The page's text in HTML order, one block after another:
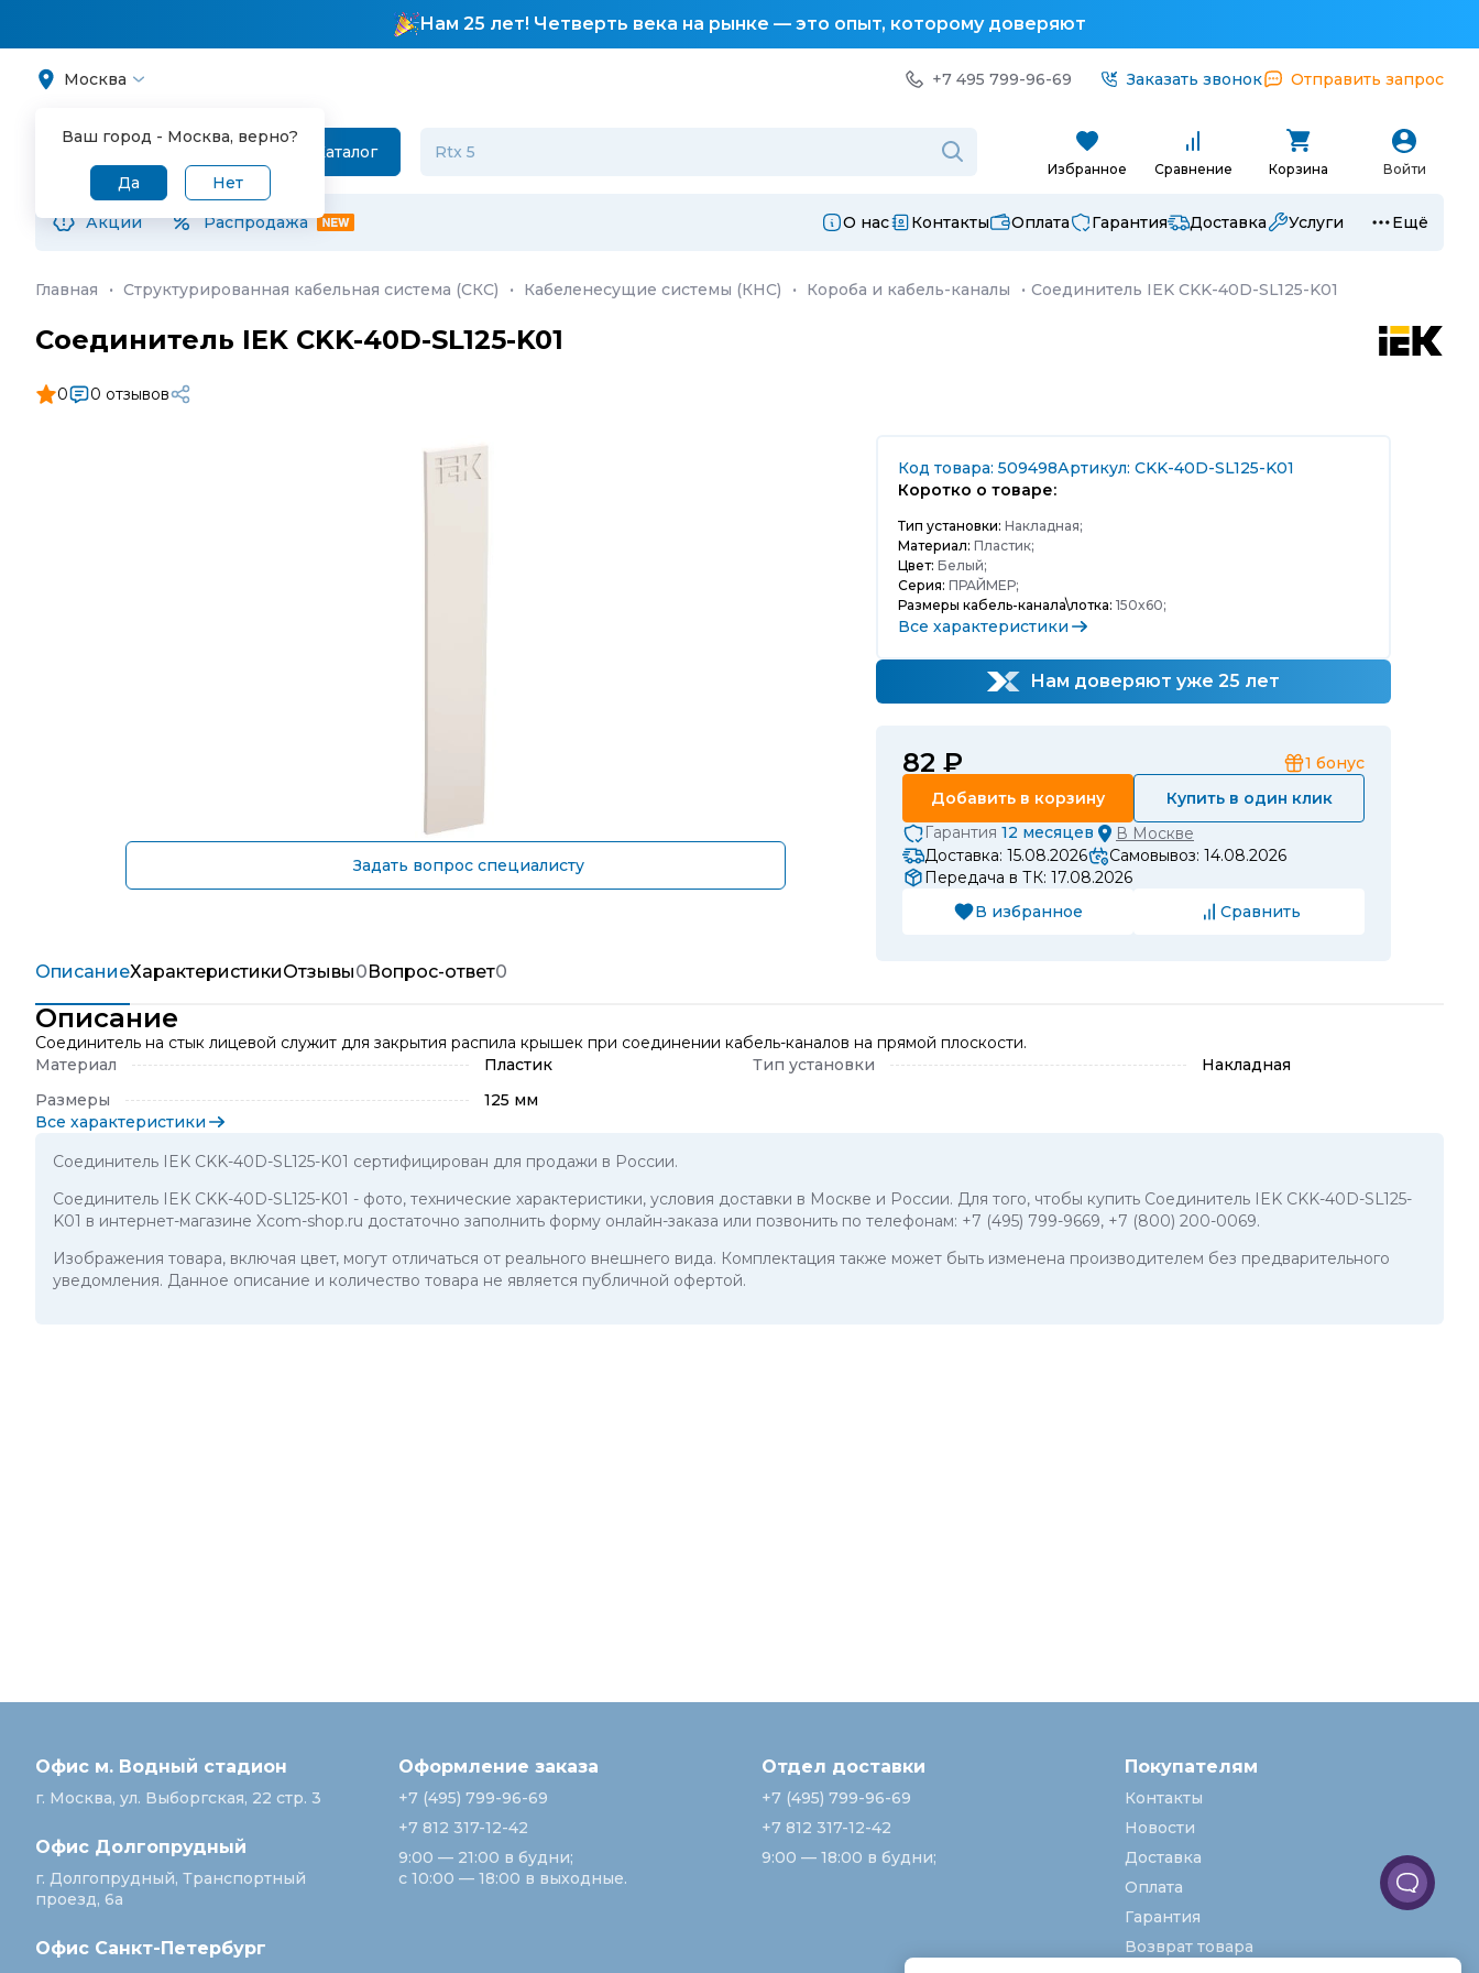
Нам 25 лет! Четверть века на рынке — это опыт, которому доверяют
Москва
Ваш город - Москва, верно?
Да Нет
+7 495 799-96-69 Заказать звонок Отправить запрос
Каталог
Избранное Сравнение Корзина Войти
Акции Распродажа О нас Контакты Оплата Гарантия Доставка Услуги Ещё
Главная · Структурированная кабельная система (СКС) · Кабеленесущие системы (КНС) · Короба и кабель-каналы · Соединитель IEK CKK-40D-SL125-K01
Соединитель IEK CKK-40D-SL125-K01
0 0 отзывов
Задать вопрос специалисту
Код товара: 509498Артикул: CKK-40D-SL125-K01
Коротко о товаре:
Тип установки: Накладная;
Материал: Пластик;
Цвет: Белый;
Серия: ПРАЙМЕР;
Размеры кабель-канала\лотка: 150x60;
Все характеристики
Нам доверяют уже 25 лет
82 ₽ 1 бонус
Добавить в корзину
Купить в один клик
Гарантия 12 месяцев В Москве
Доставка: 15.08.2026
Самовывоз: 14.08.2026
Передача в ТК: 17.08.2026
В избранное
Сравнить
ОписаниеХарактеристикиОтзывы0Вопрос-ответ0
Описание
Соединитель на стык лицевой служит для закрытия распила крышек при соединении кабель-каналов на прямой плоскости.
Материал
Пластик Тип установки
Накладная
Размеры
125 мм
Все характеристики
Соединитель IEK CKK-40D-SL125-K01 сертифицирован для продажи в России.
Соединитель IEK CKK-40D-SL125-K01 - фото, технические характеристики, условия доставки в Москве и России. Для того, чтобы купить Соединитель IEK CKK-40D-SL125-
K01 в интернет-магазине Xcom-shop.ru достаточно заполнить форму онлайн-заказа или позвонить по телефонам: +7 (495) 799-9669, +7 (800) 200-0069.
Изображения товара, включая цвет, могут отличаться от реального внешнего вида. Комплектация также может быть изменена производителем без предварительного
уведомления. Данное описание и количество товара не является публичной офертой.
Офис м. Водный стадион
г. Москва, ул. Выборгская, 22 стр. 3
Офис Долгопрудный
г. Долгопрудный, Транспортный
проезд, 6а
Офис Санкт‑Петербург
Оформление заказа
+7 (495) 799-96-69
+7 812 317-12-42
9:00 — 21:00 в будни;
с 10:00 — 18:00 в выходные.
Отдел доставки
+7 (495) 799-96-69
+7 812 317-12-42
9:00 — 18:00 в будни;
Покупателям
Контакты
Новости
Доставка
Оплата
Гарантия
Возврат товара